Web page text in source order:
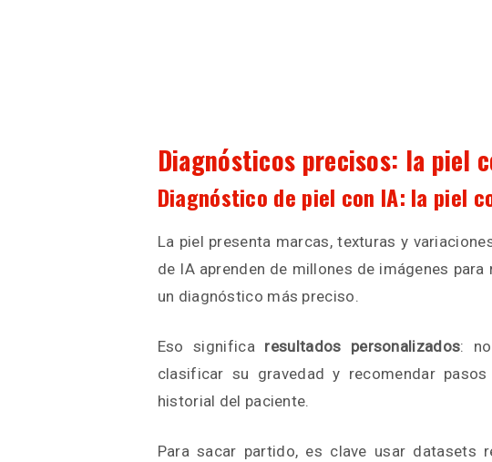
Diagnósticos precisos: la piel
Diagnóstico de piel con IA: la piel
La piel presenta marcas, texturas y
de IA aprenden de millones de imágenes
un diagnóstico más preciso.
Eso significa resultados personalizados:
clasificar su gravedad y recomendar
historial del paciente.
Para sacar partido, es clave usar datasets